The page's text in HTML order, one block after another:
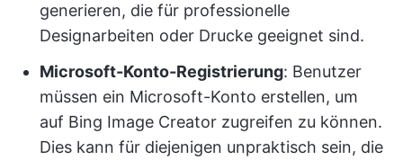
generieren, die für professionelle
Designarbeiten oder Drucke geeignet sind.
Microsoft-Konto-Registrierung: Benutzer
müssen ein Microsoft-Konto erstellen, um
auf Bing Image Creator zugreifen zu können.
Dies kann für diejenigen unpraktisch sein, die